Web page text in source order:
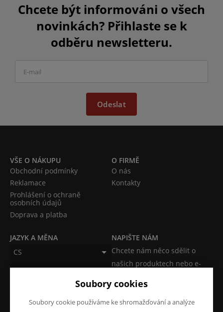
Chcete být informováni o všech
novinkách? Přihlaste se k
odběru newsletteru.
Odeslat
VŠE O NÁKUPU
Obchodní podmínky
Reklamace
Prohlášení o ochraně
osobních údajů
Doprava a platba
O FIRMĚ
O nás
Kontakty
JAZYK A MĚNA
CS
CZK (Kč)
NAPIŠTE NÁM
Chcete nám něco sdělit o
našich produktech nebo e-
Soubory cookies
Soubory cookie používáme ke shromažďování a analýze